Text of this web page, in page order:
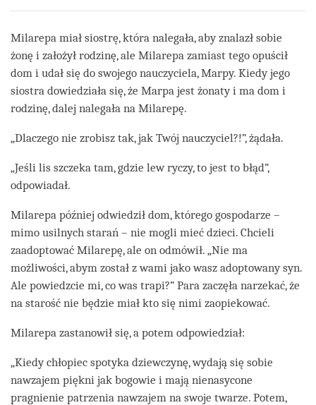
on
facebook
Milarepa miał siostrę, która nalegała, aby znalazł sobie
żonę i założył rodzinę, ale Milarepa zamiast tego opuścił
dom i udał się do swojego nauczyciela, Marpy. Kiedy jego
siostra dowiedziała się, że Marpa jest żonaty i ma dom i
rodzinę, dalej nalegała na Milarepę.
„Dlaczego nie zrobisz tak, jak Twój nauczyciel?!”, żądała.
„Jeśli lis szczeka tam, gdzie lew ryczy, to jest to błąd”,
odpowiadał.
Milarepa później odwiedził dom, którego gospodarze –
mimo usilnych starań – nie mogli mieć dzieci. Chcieli
zaadoptować Milarepę, ale on odmówił. „Nie ma
możliwości, abym został z wami jako wasz adoptowany syn.
Ale powiedzcie mi, co was trapi?” Para zaczęła narzekać, że
na starość nie będzie miał kto się nimi zaopiekować.
Milarepa zastanowił się, a potem odpowiedział:
„Kiedy chłopiec spotyka dziewczynę, wydają się sobie
nawzajem piękni jak bogowie i mają nienasycone
pragnienie patrzenia nawzajem na swoje twarze. Potem,